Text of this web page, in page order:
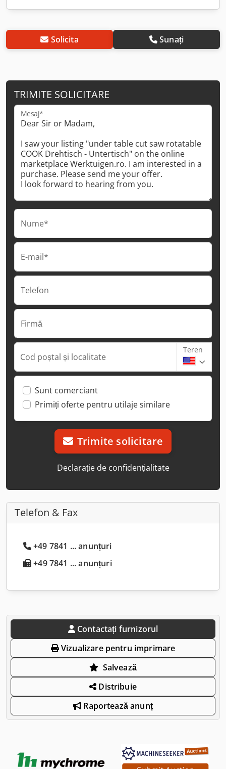
Solicita Sunați
TRIMITE SOLICITARE
Mesaj*
Nume*
E-mail*
Telefon
Firmă
Cod poștal și localitate
Teren
Sunt comerciant
Primiți oferte pentru utilaje similare
Trimite solicitare
Declarație de confidențialitate
Telefon & Fax
+49 7841 ... anunțuri
+49 7841 ... anunțuri
Contactați furnizorul
Vizualizare pentru imprimare
Salvează
Distribuie
Raportează anunț